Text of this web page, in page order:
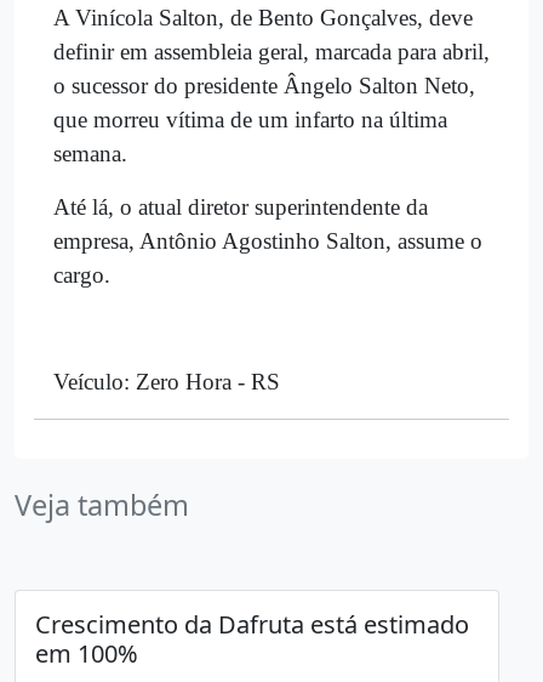
A Vinícola Salton, de Bento Gonçalves, deve
definir em assembleia geral, marcada para abril,
o sucessor do presidente Ângelo Salton Neto,
que morreu vítima de um infarto na última
semana.
Até lá, o atual diretor superintendente da
empresa, Antônio Agostinho Salton, assume o
cargo.
Veículo: Zero Hora - RS
Veja também
Crescimento da Dafruta está estimado
em 100%